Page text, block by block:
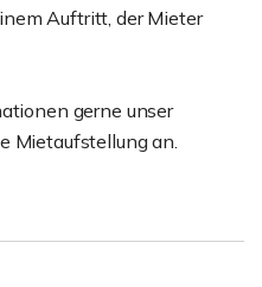
Auftritt, der Mieter
gerne unser
Mietaufstellung an.